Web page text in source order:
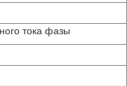
тока фазы